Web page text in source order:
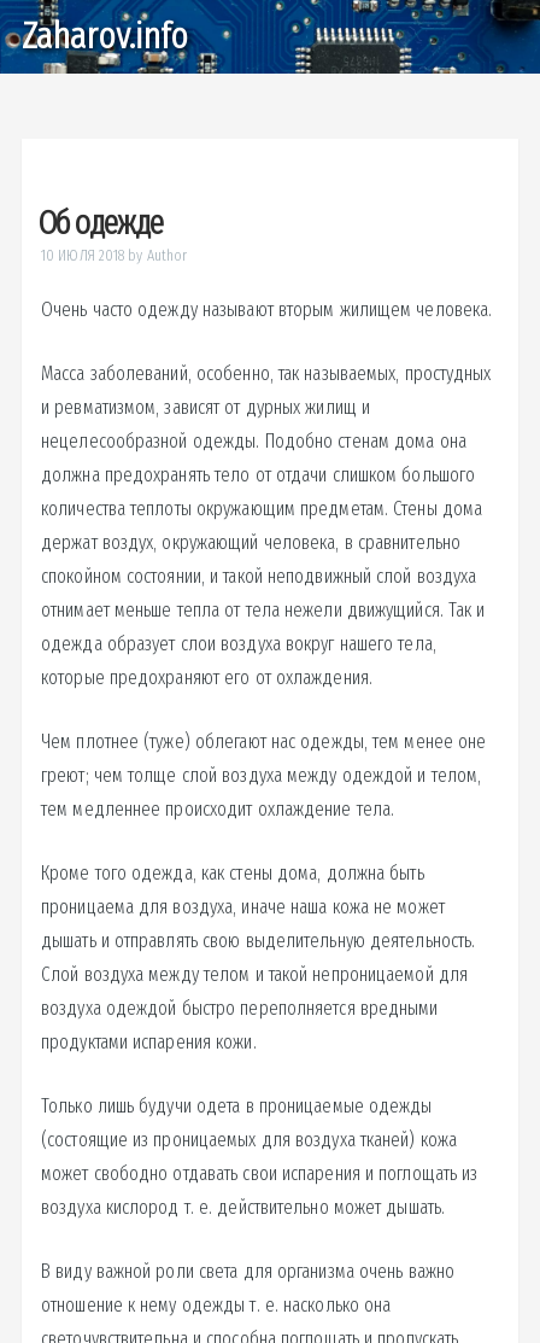
Zaharov.info
Об одежде
10 ИЮЛЯ 2018 by Author
Очень часто одежду называют вторым жилищем человека.
Масса заболеваний, особенно, так называемых, простудных
и ревматизмом, зависят от дурных жилищ и
нецелесообразной одежды. Подобно стенам дома она
должна предохранять тело от отдачи слишком большого
количества теплоты окружающим предметам. Стены дома
держат воздух, окружающий человека, в сравнительно
спокойном состоянии, и такой неподвижный слой воздуха
отнимает меньше тепла от тела нежели движущийся. Так и
одежда образует слои воздуха вокруг нашего тела,
которые предохраняют его от охлаждения.
Чем плотнее (туже) облегают нас одежды, тем менее оне
греют; чем толще слой воздуха между одеждой и телом,
тем медленнее происходит охлаждение тела.
Кроме того одежда, как стены дома, должна быть
проницаема для воздуха, иначе наша кожа не может
дышать и отправлять свою выделительную деятельность.
Слой воздуха между телом и такой непроницаемой для
воздуха одеждой быстро переполняется вредными
продуктами испарения кожи.
Только лишь будучи одета в проницаемые одежды
(состоящие из проницаемых для воздуха тканей) кожа
может свободно отдавать свои испарения и поглощать из
воздуха кислород т. е. действительно может дышать.
В виду важной роли света для организма очень важно
отношение к нему одежды т. е. насколько она